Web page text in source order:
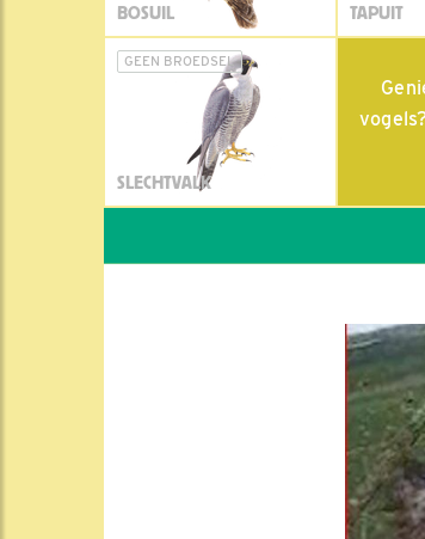
BOSUIL TAPUIT
GEEN BROEDSEL
SLECHTVALK